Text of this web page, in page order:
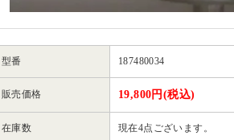
型番 187480034
販売価格 19,800円(税込)
在庫数 現在4点ございます。